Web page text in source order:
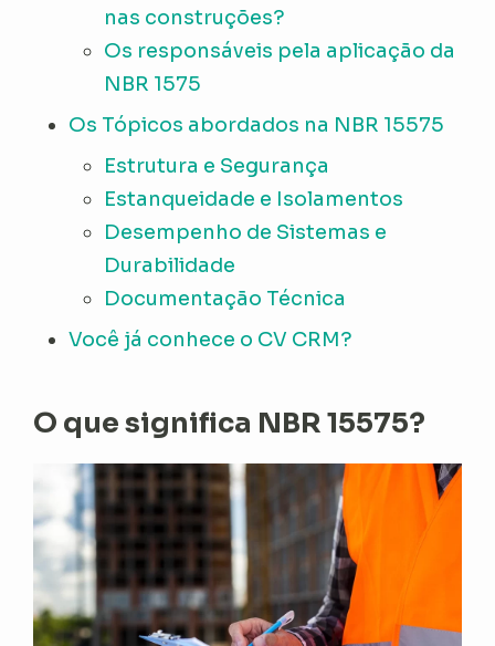
nas construções?
Os responsáveis pela aplicação da
NBR 1575
Os Tópicos abordados na NBR 15575
Estrutura e Segurança
Estanqueidade e Isolamentos
Desempenho de Sistemas e
Durabilidade
Documentação Técnica
Você já conhece o CV CRM?
O que significa NBR 15575?